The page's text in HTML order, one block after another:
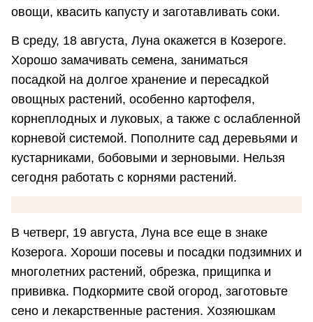
овощи, квасить капусту и заготавливать соки.
В среду, 18 августа, Луна окажется в Козероге.
Хорошо замачивать семена, заниматься
посадкой на долгое хранение и пересадкой
овощных растений, особенно картофеля,
корнеплодных и луковых, а также с ослабленной
корневой системой. Пополните сад деревьями и
кустарниками, бобовыми и зерновыми. Нельзя
сегодня работать с корнями растений.
В четверг, 19 августа, Луна все еще в знаке
Козерога. Хороши посевы и посадки подзимних и
многолетних растений, обрезка, прищипка и
прививка. Подкормите свой огород, заготовьте
сено и лекарственные растения. Хозяюшкам